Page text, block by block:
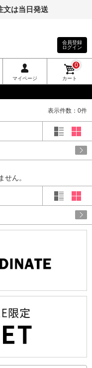
文は当日発送
会員登録
ログイン
マイページ カート
0
表示件数：0件
せん。